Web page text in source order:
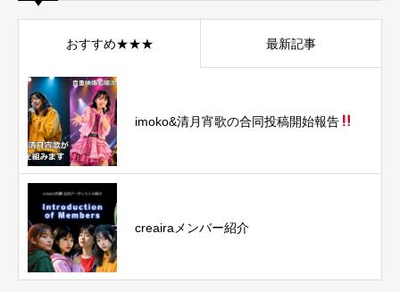
おすすめ★★★ 最新記事
imoko&清月宵歌の合同投稿開始報告
creairaメンバー紹介